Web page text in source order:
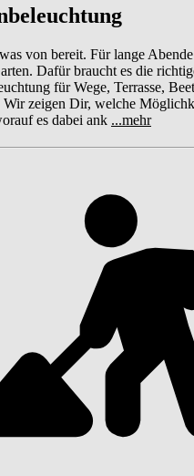
von bereit. Für lange
Dafür braucht es die
für Wege, Terrasse,
zeigen Dir, welche
es dabei ank ...mehr